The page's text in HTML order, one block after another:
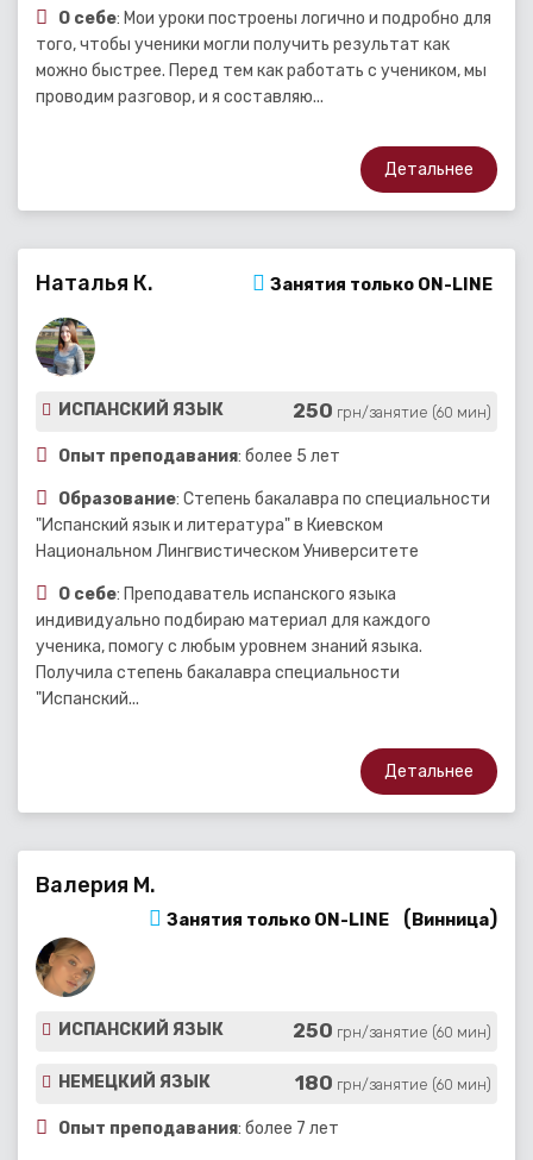
О себе: Мои уроки построены логично и подробно для
того, чтобы ученики могли получить результат как
можно быстрее. Перед тем как работать с учеником, мы
проводим разговор, и я составляю...
Детальнее
Наталья К. Занятия только ON-LINE
ИСПАНСКИЙ ЯЗЫК 250 грн/занятие (60 мин)
Опыт преподавания: более 5 лет
Образование: Степень бакалавра по специальности
"Испанский язык и литература" в Киевском
Национальном Лингвистическом Университете
О себе: Преподаватель испанского языка
индивидуально подбираю материал для каждого
ученика, помогу с любым уровнем знаний языка.
Получила степень бакалавра специальности
"Испанский...
Детальнее
Валерия М.
Занятия только ON-LINE ( Винница)
ИСПАНСКИЙ ЯЗЫК 250 грн/занятие (60 мин)
НЕМЕЦКИЙ ЯЗЫК 180 грн/занятие (60 мин)
Опыт преподавания: более 7 лет